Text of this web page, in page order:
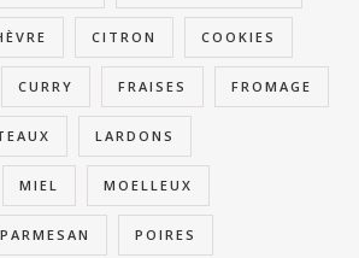
CITRON COOKIES
CURRY FRAISES FROMAGE
LARDONS
MIEL MOELLEUX
PARMESAN POIRES